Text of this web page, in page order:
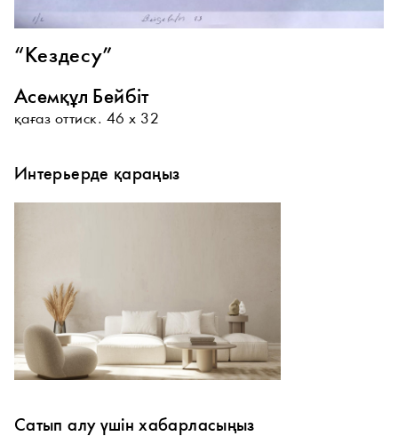
“Кездесу”
Асемқұл Бейбіт
қағаз оттиск. 46 х 32
Интерьерде қараңыз
Сатып алу үшін хабарласыңыз